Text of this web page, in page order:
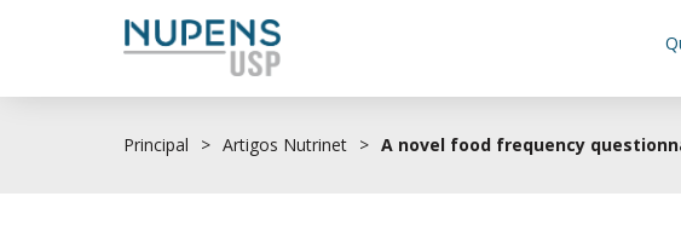
Principal > Artigos Nutrinet > A novel food frequency